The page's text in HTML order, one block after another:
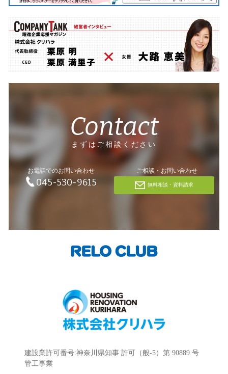
Contact
まずはご相談ください
お電話でのお問い合わせ
045-530-9615
ご相談・お問い合わせ
無料相談・資料請求
建設業許可番号:神奈川県知事 許可（般-5）第 90889 号
管工事業